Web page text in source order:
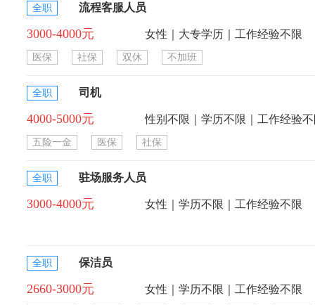
全职 流程客服人员
3000-4000元 女性｜大专学历｜工作经验不限
医保 社保 双休 不加班
全职 司机
4000-5000元 性别不限｜学历不限｜工作经验
五险一金 医保 社保
全职 驻场服务人员
3000-4000元 女性｜学历不限｜工作经验不限
全职 保洁员
2660-3000元 女性｜学历不限｜工作经验不限